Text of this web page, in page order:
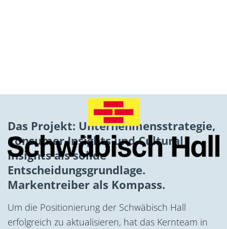
Das Projekt: Unternehmensstrategie,
Consumer Insights und Cultural
Insights als solide
Entscheidungsgrundlage.
Markentreiber als Kompass.
Um die Positionierung der Schwäbisch Hall
erfolgreich zu aktualisieren, hat das Kernteam in